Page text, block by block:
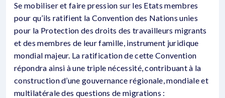
Se mobiliser et faire pression sur les Etats membres
pour qu’ils ratifient la Convention des Nations unies
pour la Protection des droits des travailleurs migrants
et des membres de leur famille, instrument juridique
mondial majeur. La ratification de cette Convention
répondra ainsi à une triple nécessité, contribuant à la
construction d’une gouvernance régionale, mondiale et
multilatérale des questions de migrations :